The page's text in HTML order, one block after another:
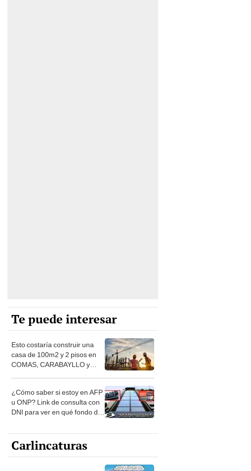
Te puede interesar
Esto costaría construir una
casa de 100m2 y 2 pisos en
COMAS, CARABAYLLO y
¿Cómo saber si estoy en AFP
u ONP? Link de consulta con
DNI para ver en qué fondo de
Carlincaturas